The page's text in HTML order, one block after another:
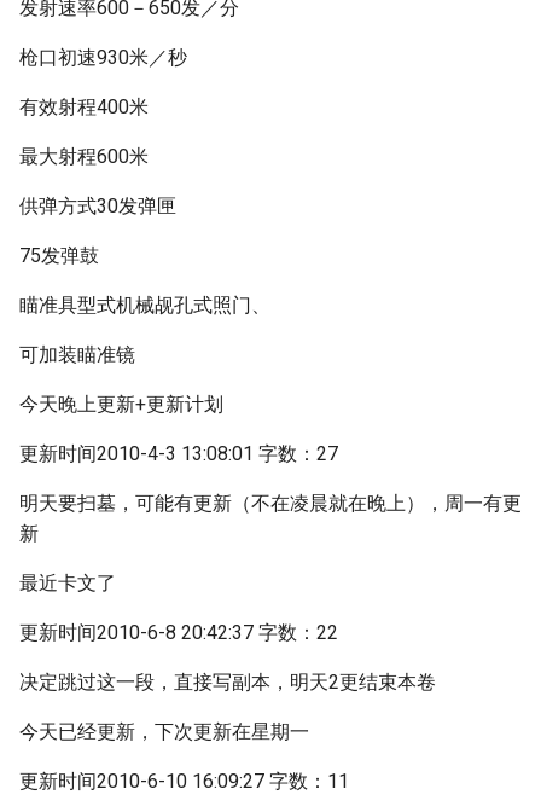
发射速率600－650发／分
枪口初速930米／秒
有效射程400米
最大射程600米
供弹方式30发弹匣
75发弹鼓
瞄准具型式机械觇孔式照门、
可加装瞄准镜
今天晚上更新+更新计划
更新时间2010-4-3 13:08:01 字数：27
明天要扫墓，可能有更新（不在凌晨就在晚上），周一有更
新
最近卡文了
更新时间2010-6-8 20:42:37 字数：22
决定跳过这一段，直接写副本，明天2更结束本卷
今天已经更新，下次更新在星期一
更新时间2010-6-10 16:09:27 字数：11